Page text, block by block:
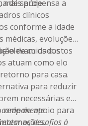
mais propensa a
de saúde
clínicos
conforme a idade
médicas, evoluções
elevam os custos
de cuidados
atuam como elo
para casa.
para reduzir
necessárias e
de apoio para
.
os desafios à